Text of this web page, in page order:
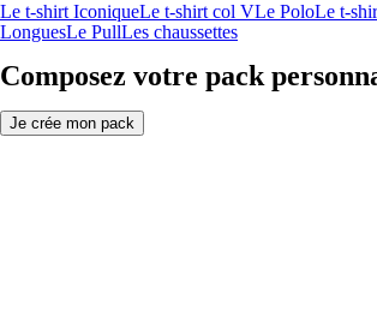
Le t-shirt IconiqueLe t-shirt col VLe PoloLe t-
LonguesLe PullLes chaussettes
Composez votre pack
Je crée mon pack